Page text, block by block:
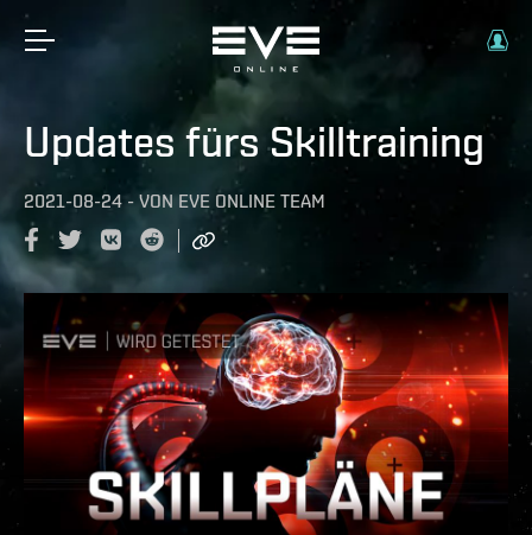
Updates fürs Skilltraining
2021-08-24 - VON EVE ONLINE TEAM